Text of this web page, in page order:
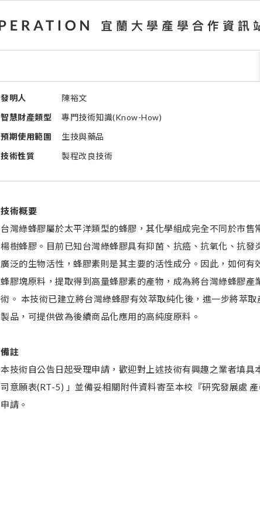
發明人
陳裕文
智慧財產類型
專門技術知識(Know-How)
預期使用範圍
生技與藥品
技術性質
製程改良技術
技術概要
台灣綠蜂膠屬於太平洋類型的蜂膠，其化學組成完全不同於市售
楊樹蜂膠。目前已知台灣綠蜂膠具有抑菌、抗癌、抗氧化、抗發
廣泛的生物活性，蜂膠素則是其主要的活性成分。因此，如何有
蜂膠塊原料，提取得到高量蜂膠素的產物，成為將台灣綠蜂膠產
術。 本技術已建立將台灣綠蜂膠有效萃取純化後，進一步將萃
製品，可提供做為後續商品化應用的高純度原料。
備註
本技術自公告日起受理申請，歡迎對上述技術有興趣之業者填具
司意願表(RT-5) 」並備妥相關附件資料寄至本校『研究發展處
申請。